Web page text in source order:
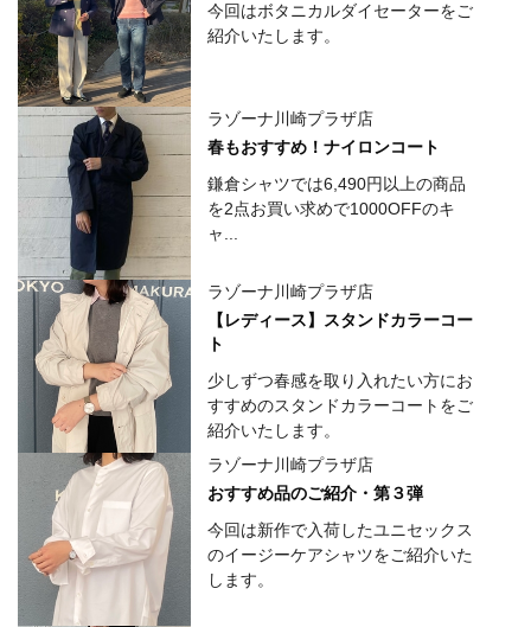
今回はボタニカルダイセーターをご
紹介いたします。
ラゾーナ川崎プラザ店
春もおすすめ！ナイロンコート
鎌倉シャツでは6,490円以上の商品
を2点お買い求めで1000OFFのキ
ャ...
ラゾーナ川崎プラザ店
【レディース】スタンドカラーコー
ト
少しずつ春感を取り入れたい方にお
すすめのスタンドカラーコートをご
紹介いたします。
ラゾーナ川崎プラザ店
おすすめ品のご紹介・第３弾
今回は新作で入荷したユニセックス
のイージーケアシャツをご紹介いた
します。